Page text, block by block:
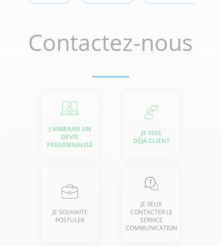
Contactez-nous
J'AIMERAIS UN
DEVIS
PERSONNALISÉ
JE SUIS
DÉJÀ CLIENT
JE SOUHAITE
POSTULER
JE VEUX
CONTACTER LE
SERVICE
COMMUNICATION